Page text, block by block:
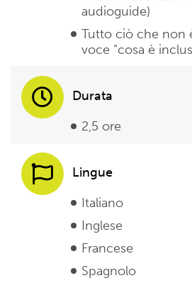
audioguide)
Tutto ciò che non
voce “cosa è
Durata
2,5 ore
Lingue
Italiano
Inglese
Francese
Spagnolo